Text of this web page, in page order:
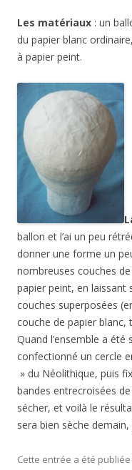
Les matériaux : un
du papier blanc
à papier peint.
ballon et l’ai un peu
donner une forme un
nombreuses couches
papier peint, en laissant
couches superposées
couche de papier
Quand l’ensemble a été
confectionné un cercle
» du Néolithique, puis
bandes entrecroisées
sécher, et voilà le
sera bien sèche
Cette entrée a été